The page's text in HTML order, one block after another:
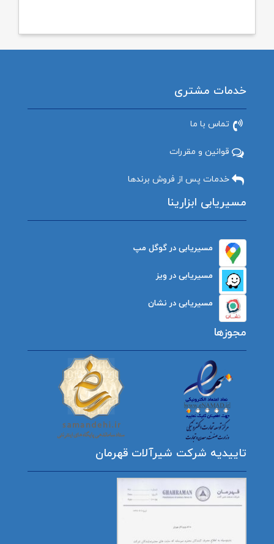
خدمات مشتری
تماس با ما
قوانین و مقررات
خدمات پس از فروش برندها
مسیریابی ابزارینا
مسیریابی در گوگل مپ
مسیریابی در ویز
مسیریابی در نشان
مجوزها
تاییدیه شرکت شیرآلات قهرمان